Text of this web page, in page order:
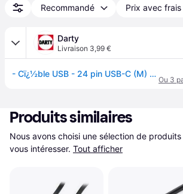
Recommandé Prix avec
Darty
Livraison 3,99 €
- Cï¿½ble USB - 24 pin USB-C (M) pour 24 pin USB-C (M) - USB 3.1 Gen 2 - 3 A - 1 m - vis moletï¿½es - noir
Ou 3
Produits similaires
Nous avons choisi une sélection de
vous intéresser. Tout afficher